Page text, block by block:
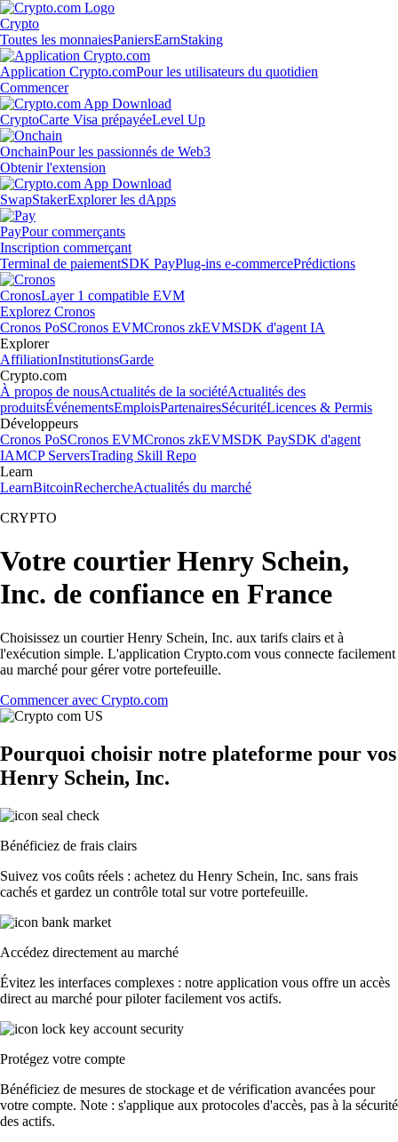
Crypto
Toutes les monnaiesPaniersEarnStaking
Application Crypto.comPour les utilisateurs du quotidien
Commencer
CryptoCarte Visa prépayéeLevel Up
OnchainPour les passionnés de Web3
Obtenir l'extension
SwapStakerExplorer les dApps
PayPour commerçants
Inscription commerçant
Terminal de paiementSDK PayPlug-ins e-commercePrédictions
CronosLayer 1 compatible EVM
Explorez Cronos
Cronos PoSCronos EVMCronos zkEVMSDK d'agent IA
Explorer
AffiliationInstitutionsGarde
Crypto.com
À propos de nousActualités de la sociétéActualités des
produitsÉvénementsEmploisPartenairesSécuritéLicences & Permis
Développeurs
Cronos PoSCronos EVMCronos zkEVMSDK PaySDK d'agent
IAMCP ServersTrading Skill Repo
Learn
LearnBitcoinRechercheActualités du marché
CRYPTO
Votre courtier Henry Schein,
Inc. de confiance en France
Choisissez un courtier Henry Schein, Inc. aux tarifs clairs et à
l'exécution simple. L'application Crypto.com vous connecte facilement
au marché pour gérer votre portefeuille.
Commencer avec Crypto.com
Pourquoi choisir notre plateforme pour vos
Henry Schein, Inc.
Bénéficiez de frais clairs
Suivez vos coûts réels : achetez du Henry Schein, Inc. sans frais
cachés et gardez un contrôle total sur votre portefeuille.
Accédez directement au marché
Évitez les interfaces complexes : notre application vous offre un accès
direct au marché pour piloter facilement vos actifs.
Protégez votre compte
Bénéficiez de mesures de stockage et de vérification avancées pour
votre compte. Note : s'applique aux protocoles d'accès, pas à la sécurité
des actifs.